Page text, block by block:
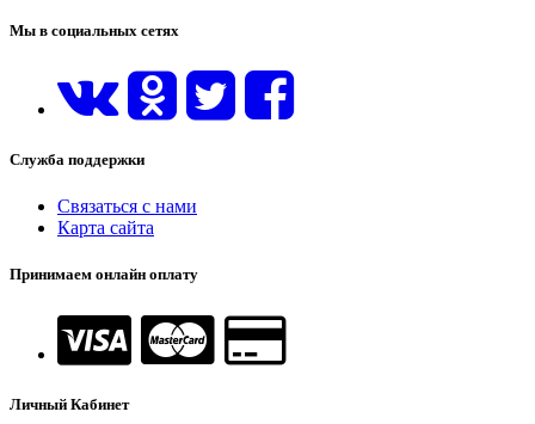
Мы в социальных сетях
Служба поддержки
Связаться с нами
Карта сайта
Принимаем онлайн оплату
Личный Кабинет